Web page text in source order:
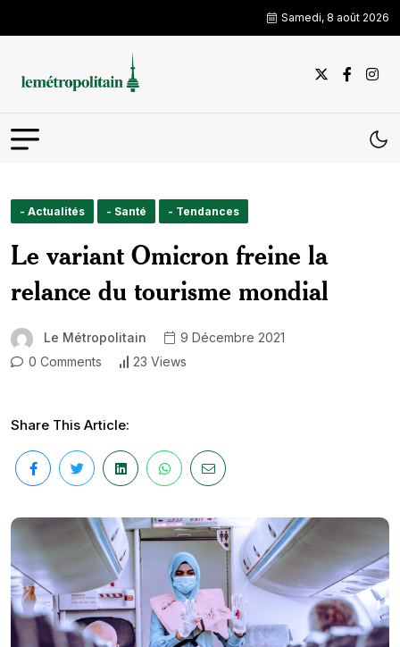
Samedi, 8 août 2026
- Actualités - Santé - Tendances
Le variant Omicron freine la
relance du tourisme mondial
Le Métropolitain
9 Décembre 2021
0 Comments
23 Views
Share This Article: